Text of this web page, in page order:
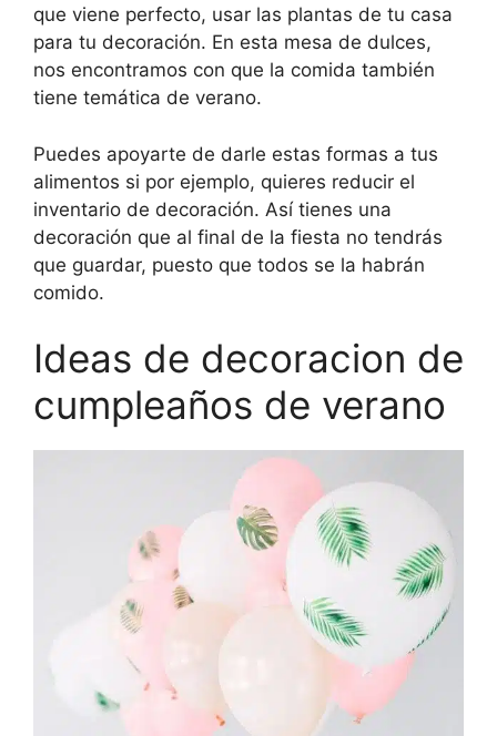
que viene perfecto, usar las plantas de tu casa
para tu decoración. En esta mesa de dulces,
nos encontramos con que la comida también
tiene temática de verano.
Puedes apoyarte de darle estas formas a tus
alimentos si por ejemplo, quieres reducir el
inventario de decoración. Así tienes una
decoración que al final de la fiesta no tendrás
que guardar, puesto que todos se la habrán
comido.
Ideas de decoracion de
cumpleaños de verano